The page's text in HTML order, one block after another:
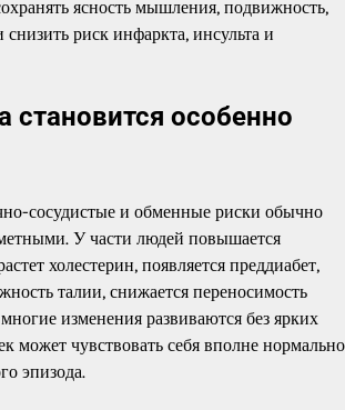
ясность мышления, подвижность,
снизить риск инфаркта, инсульта и
становится особенно
сосудистые и обменные риски обычно
У части людей повышается
холестерин, появляется преддиабет,
талии, снижается переносимость
изменения развиваются без ярких
может чувствовать себя вполне нормально
эпизода.